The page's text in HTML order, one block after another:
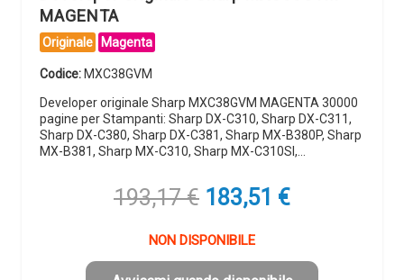
MAGENTA
Originale Magenta
Codice: MXC38GVM
Developer originale Sharp MXC38GVM MAGENTA 30000
pagine per Stampanti: Sharp DX-C310, Sharp DX-C311,
Sharp DX-C380, Sharp DX-C381, Sharp MX-B380P, Sharp
MX-B381, Sharp MX-C310, Sharp MX-C310SI,…
193,17€ Il
originale
era:
183,51 €Il
è:
NON DISPONIBILE